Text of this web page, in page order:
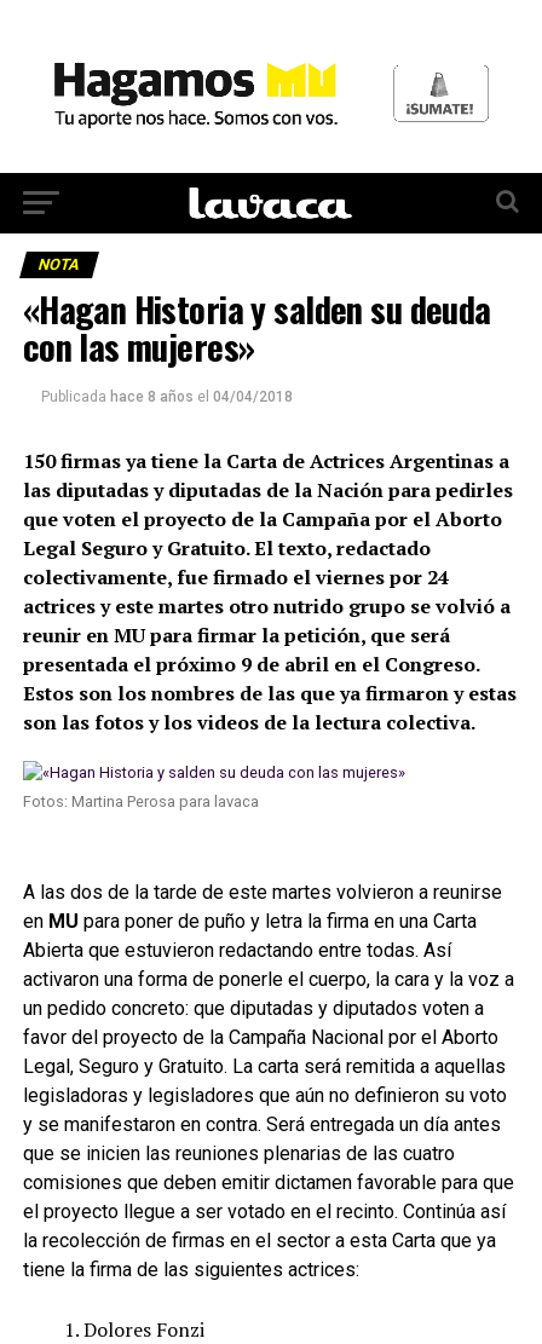
NOTA
«Hagan Historia y salden su deuda
con las mujeres»
Publicada hace 8 años el 04/04/2018
150 firmas ya tiene la Carta de Actrices Argentinas a
las diputadas y diputadas de la Nación para pedirles
que voten el proyecto de la Campaña por el Aborto
Legal Seguro y Gratuito. El texto, redactado
colectivamente, fue firmado el viernes por 24
actrices y este martes otro nutrido grupo se volvió a
reunir en MU para firmar la petición, que será
presentada el próximo 9 de abril en el Congreso.
Estos son los nombres de las que ya firmaron y estas
son las fotos y los videos de la lectura colectiva.
Fotos: Martina Perosa para lavaca
A las dos de la tarde de este martes volvieron a reunirse
en MU para poner de puño y letra la firma en una Carta
Abierta que estuvieron redactando entre todas. Así
activaron una forma de ponerle el cuerpo, la cara y la voz a
un pedido concreto: que diputadas y diputados voten a
favor del proyecto de la Campaña Nacional por el Aborto
Legal, Seguro y Gratuito. La carta será remitida a aquellas
legisladoras y legisladores que aún no definieron su voto
y se manifestaron en contra. Será entregada un día antes
que se inicien las reuniones plenarias de las cuatro
comisiones que deben emitir dictamen favorable para que
el proyecto llegue a ser votado en el recinto. Continúa así
la recolección de firmas en el sector a esta Carta que ya
tiene la firma de las siguientes actrices:
Dolores Fonzi